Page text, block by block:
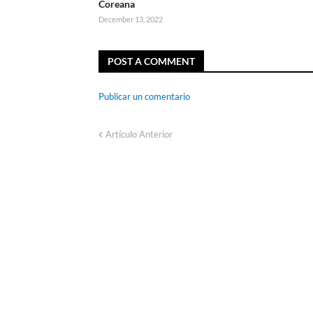
Coreana
December 13, 2022
POST A COMMENT
Publicar un comentario
Artículo Anterior